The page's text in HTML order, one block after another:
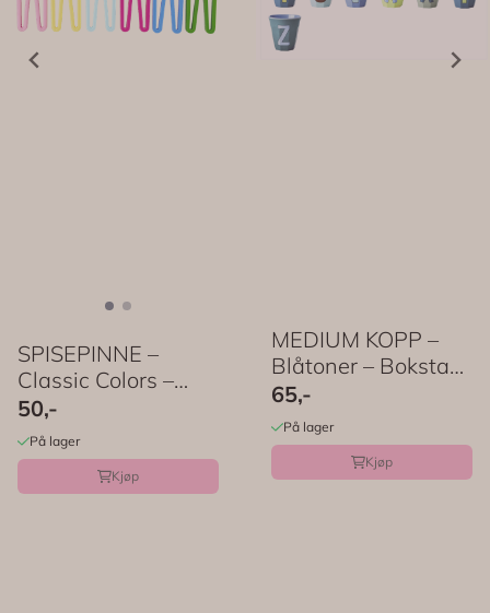
SPISEPINNE –
Classic Colors –
Rice
50,-
På lager
Kjøp
MEDIUM KOPP –
Blåtoner – Bokstav
– Rice
65,-
På lager
Kjøp